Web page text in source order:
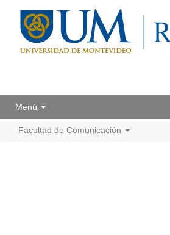
Menú
Facultad de Comunicación